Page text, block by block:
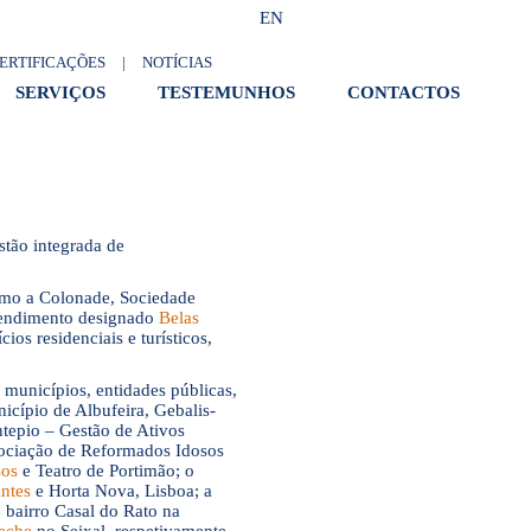
EN
| NOTÍCIAS
SERVIÇOS TESTEMUNHOS CONTACTOS
integrada de
a Colonade, Sociedade
designado Belas
residenciais e turísticos,
municípios, entidades públicas,
de Albufeira, Gebalis-
– Gestão de Ativos
de Reformados Idosos
e Teatro de Portimão; o
e Horta Nova, Lisboa; a
Casal do Rato na